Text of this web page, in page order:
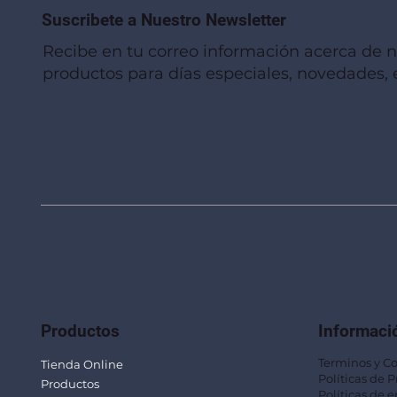
Suscribete a Nuestro Newsletter
Recibe en tu correo información acerca de
productos para días especiales, novedades,
Productos
Tienda Online
Productos
Terminos y
Políticas de